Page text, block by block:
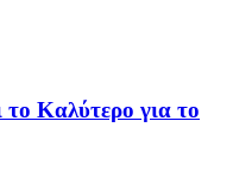
Καλύτερο για το